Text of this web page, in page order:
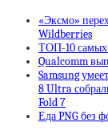
«Эксмо»
Wildberries
ТОП-10 самых
Qualcomm
Samsung
8 Ultra
Fold 7
Еда PNG без